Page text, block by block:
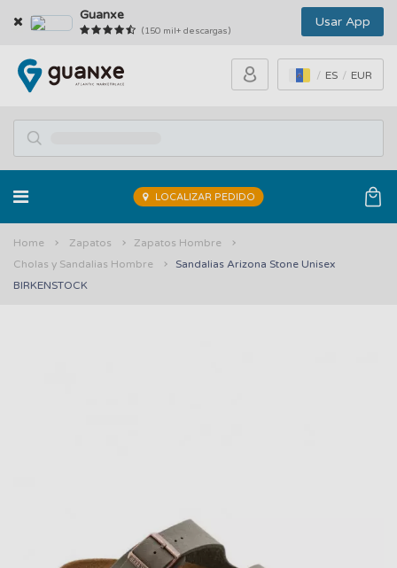
Guanxe
(150 mil+ descargas)
Usar App
ES EUR
LOCALIZAR PEDIDO
Home Zapatos
Zapatos Hombre
Cholas y Sandalias Hombre
Sandalias Arizona Stone Unisex
BIRKENSTOCK